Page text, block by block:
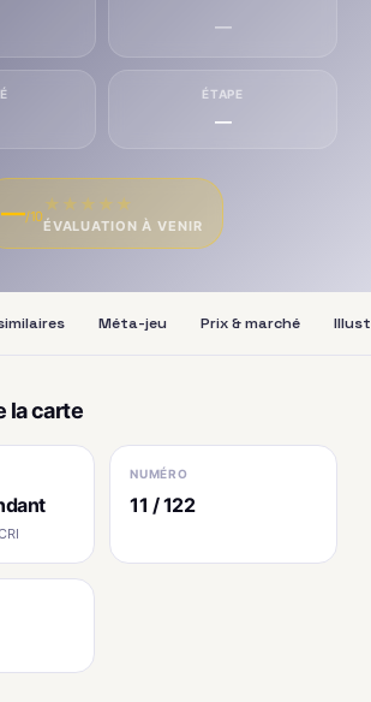
—
ÉTAPE
—
—/10
★ ★ ★ ★ ★
ÉVALUATION À VENIR
Méta-jeu Prix & marché
la carte
NUMÉRO
11 / 122